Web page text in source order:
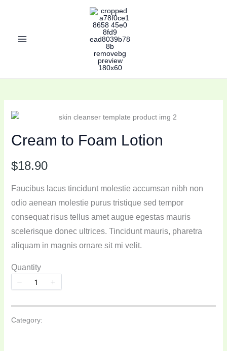
Cream to Foam Lotion
N
o
w
$18.90
Faucibus lacus tincidunt molestie accumsan nibh non
odio aenean molestie purus tristique sed tempor
consequat risus tellus amet augue egestas mauris
scelerisque donec ultrices. Tincidunt mauris, pharetra
aliquam in magnis ornare sit mi velit.
Quantity
Category: